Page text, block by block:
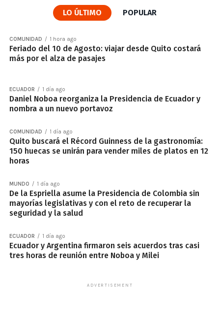
LO ÚLTIMO POPULAR
COMUNIDAD 1 hora ago
Feriado del 10 de Agosto: viajar desde Quito costará
más por el alza de pasajes
ECUADOR 1 día ago
Daniel Noboa reorganiza la Presidencia de Ecuador y
nombra a un nuevo portavoz
COMUNIDAD 1 día ago
Quito buscará el Récord Guinness de la gastronomía:
150 huecas se unirán para vender miles de platos en 12
horas
MUNDO 1 día ago
De la Espriella asume la Presidencia de Colombia sin
mayorías legislativas y con el reto de recuperar la
seguridad y la salud
ECUADOR 1 día ago
Ecuador y Argentina firmaron seis acuerdos tras casi
tres horas de reunión entre Noboa y Milei
ADVERTISEMENT